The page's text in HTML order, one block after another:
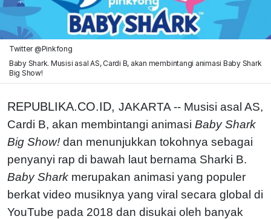
Twitter @Pinkfong
Baby Shark. Musisi asal AS, Cardi B, akan membintangi animasi Baby Shark
Big Show!
REPUBLIKA.CO.ID, JAKARTA -- Musisi asal AS,
Cardi B, akan membintangi animasi Baby Shark
Big Show! dan menunjukkan tokohnya sebagai
penyanyi rap di bawah laut bernama Sharki B.
Baby Shark merupakan animasi yang populer
berkat video musiknya yang viral secara global di
YouTube pada 2018 dan disukai oleh banyak